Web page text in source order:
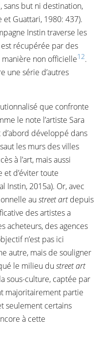
sans but ni destination,
et Guattari, 1980: 437).
Instin traverse les
récupérée par des
non officielle12.
une série d’autres
que confronte
le note l’artiste Sara
d’abord développé dans
les murs des villes
à l’art, mais aussi
et d’éviter toute
Instin, 2015a). Or, avec
au street artdepuis
des artistes a
acheteurs, des agences
n’est pas ici
autre, mais de souligner
le milieu du street art
sous-culture, captée par
majoritairement partie
seulement certains
à cette